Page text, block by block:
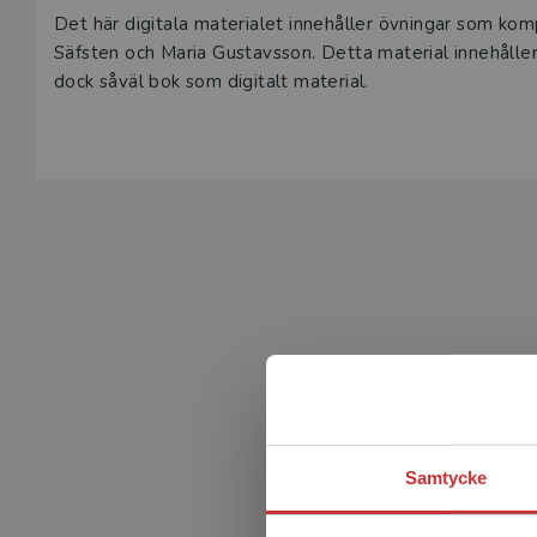
Samtycke
Det här digitala materialet innehåller övningar som
Säfsten och Maria Gustavsson. Detta material
dock såväl bok som digitalt material.